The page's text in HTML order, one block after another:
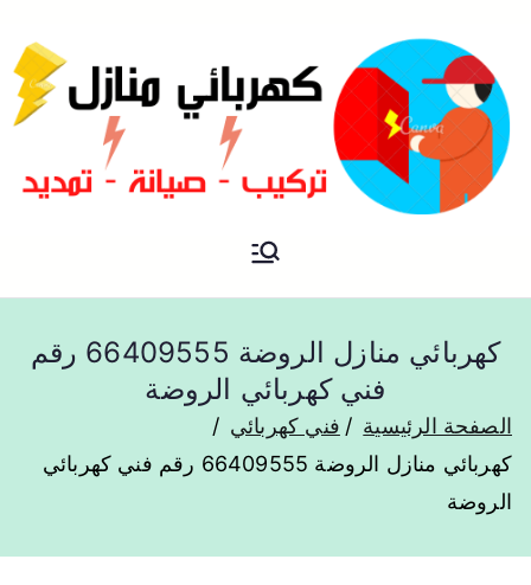
فني كهربائي منازل الكويت
كهربائي منازل الروضة 66409555 رقم
فني كهربائي الروضة
الصفحة الرئيسية
فني كهربائي
كهربائي منازل الروضة 66409555 رقم فني كهربائي
الروضة